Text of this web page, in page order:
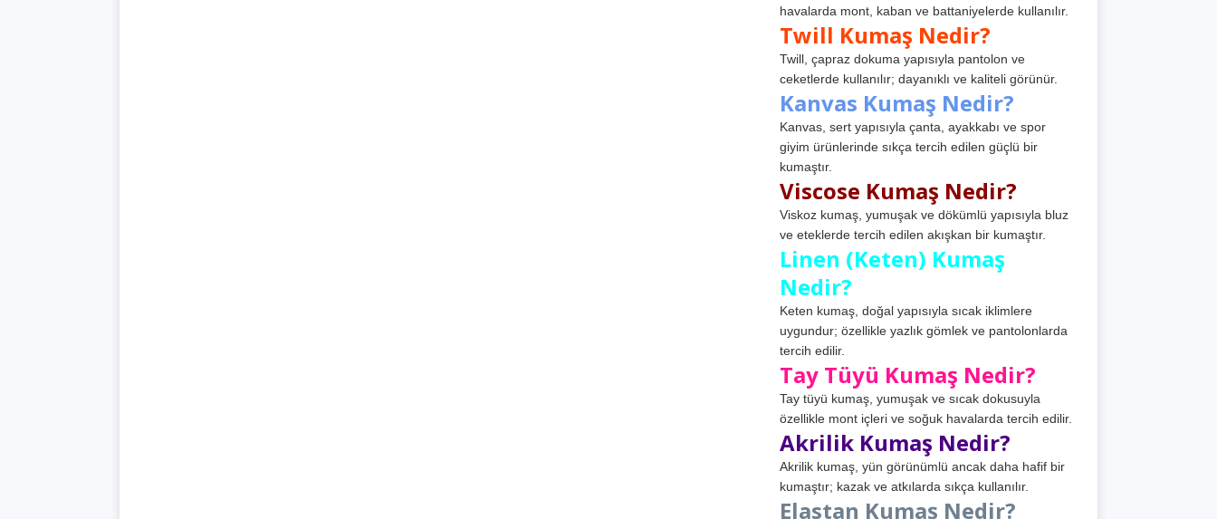
havalarda mont, kaban ve battaniyelerde kullanılır.
Twill Kumaş Nedir?
Twill, çapraz dokuma yapısıyla pantolon ve
ceketlerde kullanılır; dayanıklı ve kaliteli görünür.
Kanvas Kumaş Nedir?
Kanvas, sert yapısıyla çanta, ayakkabı ve spor
giyim ürünlerinde sıkça tercih edilen güçlü bir
kumaştır.
Viscose Kumaş Nedir?
Viskoz kumaş, yumuşak ve dökümlü yapısıyla bluz
ve eteklerde tercih edilen akışkan bir kumaştır.
Linen (Keten) Kumaş
Nedir?
Keten kumaş, doğal yapısıyla sıcak iklimlere
uygundur; özellikle yazlık gömlek ve pantolonlarda
tercih edilir.
Tay Tüyü Kumaş Nedir?
Tay tüyü kumaş, yumuşak ve sıcak dokusuyla
özellikle mont içleri ve soğuk havalarda tercih edilir.
Akrilik Kumaş Nedir?
Akrilik kumaş, yün görünümlü ancak daha hafif bir
kumaştır; kazak ve atkılarda sıkça kullanılır.
Elastan Kumaş Nedir?